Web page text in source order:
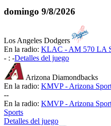
domingo 9/8/2026
Los Angeles Dodgers
En la radio: KLAC - AM 570 LA
- : -Detalles del juego
Arizona Diamondbacks
En la radio: KMVP - Arizona
--
En la radio: KMVP - Arizona
Sports
Detalles del juego